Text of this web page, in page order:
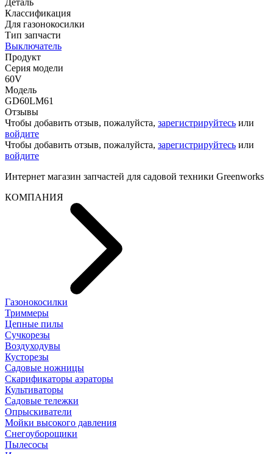
Классификация
Для газонокосилки
Тип запчасти
Выключатель
Продукт
Серия модели
60V
Модель
GD60LM61
Отзывы
Чтобы добавить отзыв, пожалуйста, зарегистрируйтесь или
войдите
Чтобы добавить отзыв, пожалуйста, зарегистрируйтесь или
войдите
Интернет магазин запчастей для садовой техники Greenworks
КОМПАНИЯ
Газонокосилки
Триммеры
Цепные пилы
Cучкорезы
Воздуходувы
Кусторезы
Садовые ножницы
Скарификаторы аэраторы
Культиваторы
Садовые тележки
Опрыскиватели
Мойки высокого давления
Снегоуборощики
Пылесосы